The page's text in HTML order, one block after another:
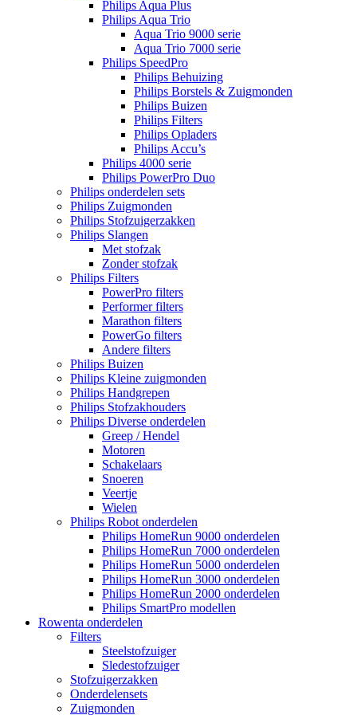
Philips Aqua Plus
Philips Aqua Trio
Aqua Trio 9000 serie
Aqua Trio 7000 serie
Philips SpeedPro
Philips Behuizing
Philips Borstels & Zuigmonden
Philips Buizen
Philips Filters
Philips Opladers
Philips Accu’s
Philips 4000 serie
Philips PowerPro Duo
Philips onderdelen sets
Philips Zuigmonden
Philips Stofzuigerzakken
Philips Slangen
Met stofzak
Zonder stofzak
Philips Filters
PowerPro filters
Performer filters
Marathon filters
PowerGo filters
Andere filters
Philips Buizen
Philips Kleine zuigmonden
Philips Handgrepen
Philips Stofzakhouders
Philips Diverse onderdelen
Greep / Hendel
Motoren
Schakelaars
Snoeren
Veertje
Wielen
Philips Robot onderdelen
Philips HomeRun 9000 onderdelen
Philips HomeRun 7000 onderdelen
Philips HomeRun 5000 onderdelen
Philips HomeRun 3000 onderdelen
Philips HomeRun 2000 onderdelen
Philips SmartPro modellen
Rowenta onderdelen
Filters
Steelstofzuiger
Sledestofzuiger
Stofzuigerzakken
Onderdelensets
Zuigmonden